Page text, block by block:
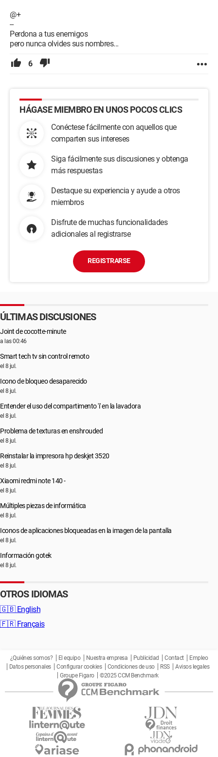
@+
--
Perdona a tus enemigos
pero nunca olvides sus nombres...
6
HÁGASE MIEMBRO EN UNOS POCOS CLICS
Conéctese fácilmente con aquellos que
comparten sus intereses
Siga fácilmente sus discusiones y obtenga
más respuestas
Destaque su experiencia y ayude a otros
miembros
Disfrute de muchas funcionalidades
adicionales al registrarse
REGISTRARSE
ÚLTIMAS DISCUSIONES
Joint de cocotte-minute
a las 00:46
Smart tech tv sin control remoto
el 8 jul.
Icono de bloqueo desaparecido
el 8 jul.
Entender el uso del compartimento 'i' en la lavadora
el 8 jul.
Problema de texturas en enshrouded
el 8 jul.
Reinstalar la impresora hp deskjet 3520
el 8 jul.
Xiaomi redmi note 140 -
el 8 jul.
Múltiples piezas de informática
el 8 jul.
Iconos de aplicaciones bloqueadas en la imagen de la pantalla
el 8 jul.
Información gotek
el 8 jul.
OTROS IDIOMAS
🇬🇧 English
🇫🇷 Français
¿Quiénes somos? El equipo Nuestra empresa Publicidad Contact
Empleo
Datos personales
Configurar cookies Condiciones de uso RSS
Avisos legales
Groupe Figaro
©2025 CCM Benchmark